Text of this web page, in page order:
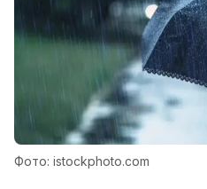
Фото: istockphoto.com